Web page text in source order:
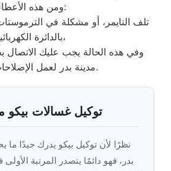
ومن هذه الأعطال:
تلف التايمر، أو مشكلة في
بالدائرة الكهربائية،
وفي هذه الحالة يجب عليك الاتصال
مدينة بدر لعمل الإصلاحات اللازمة.
توكيل غسالات بيكو
نظرًا لأن توكيل بيكو يدرك جيدًا ما
بدر، فهو دائمًا يتصدر المرتبة